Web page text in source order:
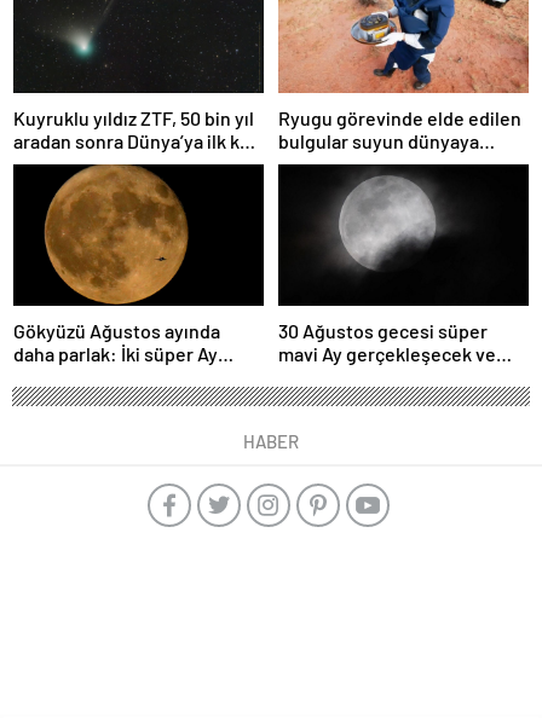
Kuyruklu yıldız ZTF, 50 bin yıl
aradan sonra Dünya’ya ilk kez
çok yaklaşacak
Ryugu görevinde elde edilen
bulgular suyun dünyaya
asteroitlerce getirilmiş
olabileceğini gösteriyor
Gökyüzü Ağustos ayında
daha parlak: İki süper Ay
30 Ağustos gecesi süper
mavi Ay gerçekleşecek ve
olacak
HABER